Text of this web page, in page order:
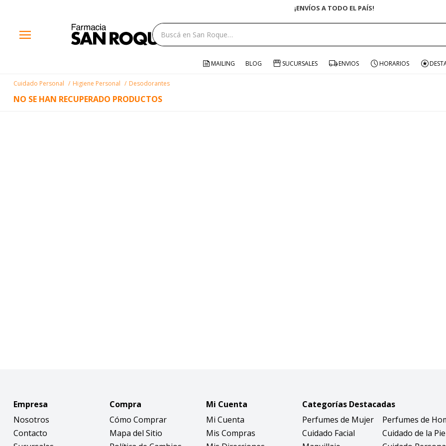
¡ENVÍOS A TODO EL PAÍS!
menu
MAILING BLOG SUCURSALES ENVIOS HORARIOS
Cuidado Personal Higiene Personal Desodorantes
NO SE HAN RECUPERADO PRODUCTOS
Empresa
Nosotros
Contacto
Compra
Cómo Comprar
Mapa del Sitio
Mi Cuenta
Mi Cuenta
Mis Compras
Categorías Destacadas
Perfumes de Mujer
Perfumes de
Cuidado Facial
Cuidado de la
close
storefront
help